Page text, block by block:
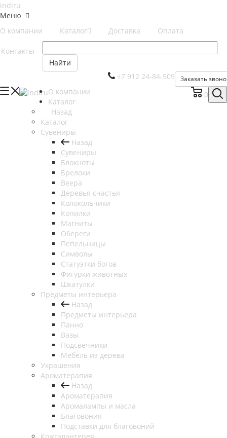
Меню
О компании
Каталог Доставка Оплата
Контакты
Найти
Заказать
+7 912 24-84-509
0
О компании
Каталог
Назад
Каталог
Сувениры
Назад
Сувениры
Блокноты
Брелоки
Веера
Деревья счастья
Колокольчики
Копилки
Магниты
Обереги
Пепельницы
Символы
Статуэтки богов
Фигурки животных
Шкатулки
Предметы интерьера
Назад
Предметы интерьера
Панно
Вазы
Подсвечники
Мебель из дерева
Украшения
Ароматерапия
Назад
Ароматерапия
Аромалампы и масла
Благовония
Подставки для благовоний